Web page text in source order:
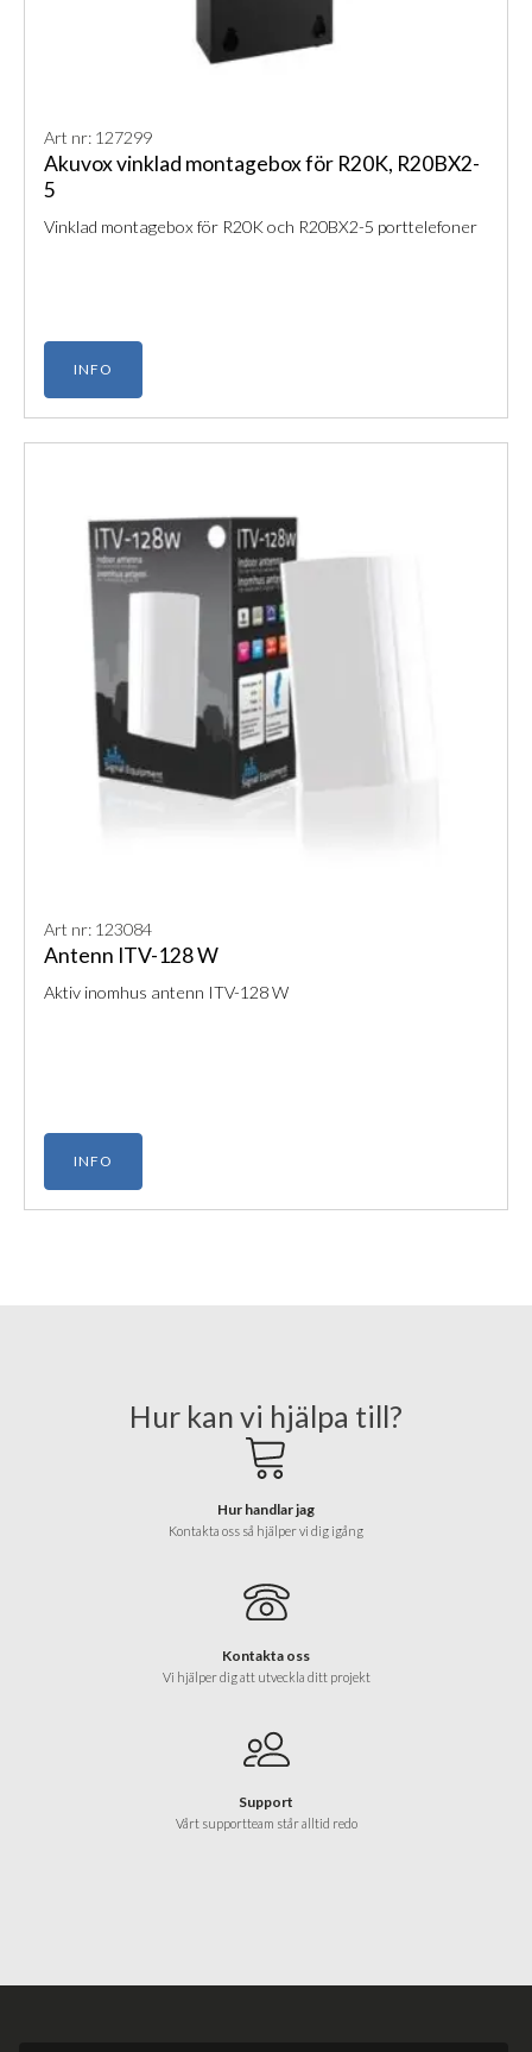
Art nr: 127299
Akuvox vinklad montagebox för R20K, R20BX2-
5
Vinklad montagebox för R20K och R20BX2-5 porttelefoner
INFO
Art nr: 123084
Antenn ITV-128 W
Aktiv inomhus antenn ITV-128 W
INFO
Hur kan vi hjälpa till?
Hur handlar jag
Kontakta oss så hjälper vi dig igång
Kontakta oss
Vi hjälper dig att utveckla ditt projekt
Support
Vårt supportteam står alltid redo